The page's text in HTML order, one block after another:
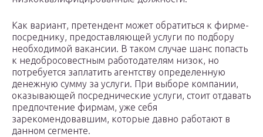
Как вариант, претендент может обратиться к фирме-
посреднику, предоставляющей услуги по подбору
необходимой вакансии. В таком случае шанс попасть
к недобросовестным работодателям низок, но
потребуется заплатить агентству определенную
денежную сумму за услуги. При выборе компании,
оказывающей посреднические услуги, стоит отдавать
предпочтение фирмам, уже себя
зарекомендовавшим, которые давно работают в
данном сегменте.